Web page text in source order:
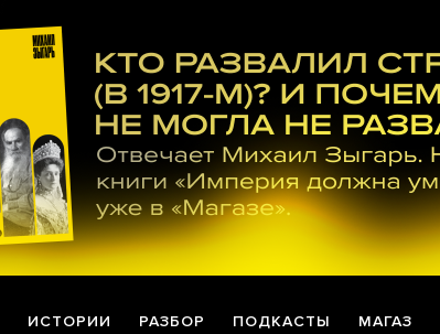
ИСТОРИИ РАЗБОР ПОДКАСТЫ МАГАЗ